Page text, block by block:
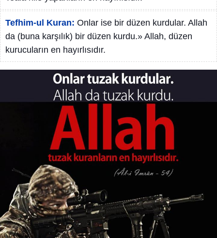
Tefhim-ul Kuran: Onlar ise bir düzen kurdular. Allah
da (buna karşılık) bir düzen kurdu.» Allah, düzen
kurucuların en hayırlısıdır.